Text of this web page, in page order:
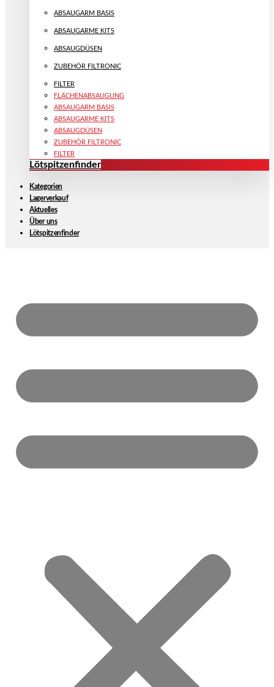
ABSAUGARM BASIS
ABSAUGARME KITS
ABSAUGDÜSEN
ZUBEHÖR FILTRONIC
FILTER
FLÄCHENABSAUGUNG
ABSAUGARM BASIS
ABSAUGARME KITS
ABSAUGDÜSEN
ZUBEHÖR FILTRONIC
FILTER
Lötspitzenfinder
Kategorien
Lagerverkauf
Aktuelles
Über uns
Lötspitzenfinder